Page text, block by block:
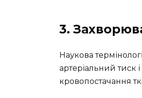
3.
Наукова
артеріальний тиск
кровопостачання